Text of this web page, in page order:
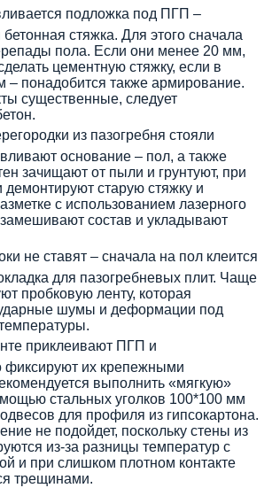
подложка под ПГП –
стяжка. Для этого сначала
пола. Если они менее 20 мм,
цементную стяжку, если в
– понадобится также армирование.
существенные, следует
из пазогребня стояли
основание – пол, а также
зачищают от пыли и грунтуют, при
демонтируют старую стяжку и
с использованием лазерного
состав и укладывают
не ставят – сначала на пол клеится
для пазогребневых плит. Чаще
пробковую ленту, которая
шумы и деформации под
приклеивают ПГП и
фиксируют их крепежными
выполнить «мягкую»
стальных уголков 100*100 мм
для профиля из гипсокартона.
не подойдет, поскольку стены из
из-за разницы температур с
и при слишком плотном контакте
трещинами.